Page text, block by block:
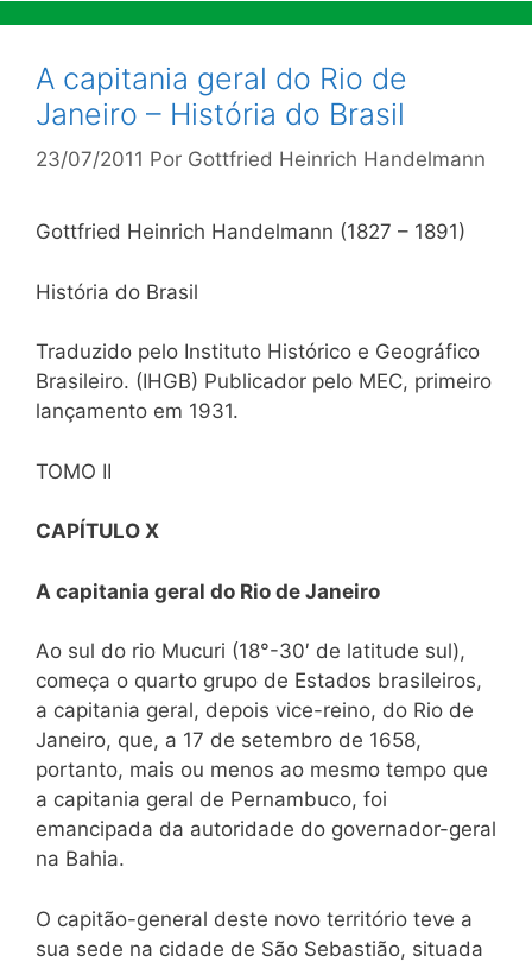
A capitania geral do Rio de
Janeiro – História do Brasil
23/07/2011 Por Gottfried Heinrich Handelmann
Gottfried Heinrich Handelmann (1827 – 1891)
História do Brasil
Traduzido pelo Instituto Histórico e Geográfico
Brasileiro. (IHGB) Publicador pelo MEC, primeiro
lançamento em 1931.
TOMO II
CAPÍTULO X
A capitania geral do Rio de Janeiro
Ao sul do rio Mucuri (18°-30′ de latitude sul),
começa o quarto grupo de Estados brasileiros,
a capitania geral, depois vice-reino, do Rio de
Janeiro, que, a 17 de setembro de 1658,
portanto, mais ou menos ao mesmo tempo que
a capitania geral de Pernambuco, foi
emancipada da autoridade do governador-geral
na Bahia.
O capitão-general deste novo território teve a
sua sede na cidade de São Sebastião, situada